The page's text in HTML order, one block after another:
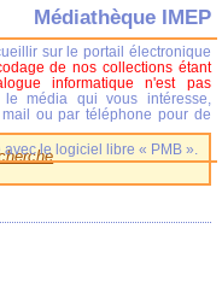
Médiathèque IMEP
sur le portail électronique
de nos collections étant
informatique n'est pas
média qui vous intéresse,
ou par téléphone pour de
le logiciel libre « PMB ».